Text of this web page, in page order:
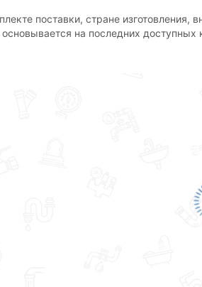
поставки, стране изготовления,
на последних доступных